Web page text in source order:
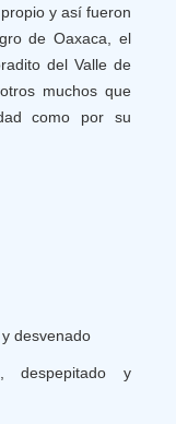
y así fueron
de Oaxaca, el
del Valle de
muchos que
como por su
desvenado
despepitado y